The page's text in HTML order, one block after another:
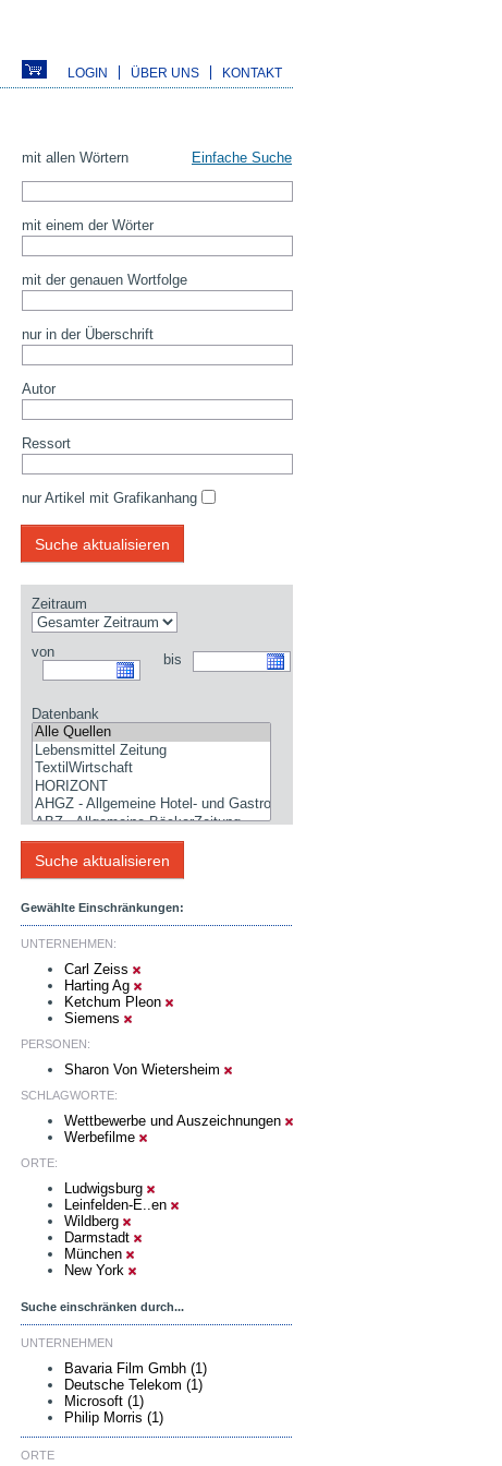
LOGIN ÜBER UNS KONTAKT
mit allen Wörtern Einfache Suche
mit einem der Wörter
mit der genauen Wortfolge
nur in der Überschrift
Autor
Ressort
nur Artikel mit Grafikanhang
Zeitraum
von bis
Datenbank
Gewählte Einschränkungen:
UNTERNEHMEN:
Carl Zeiss
Harting Ag
Ketchum Pleon
Siemens
PERSONEN:
Sharon Von Wietersheim
SCHLAGWORTE:
Wettbewerbe und Auszeichnungen
Werbefilme
ORTE:
Ludwigsburg
Leinfelden-E..en
Wildberg
Darmstadt
München
New York
Suche einschränken durch...
UNTERNEHMEN
Bavaria Film Gmbh (1)
Deutsche Telekom (1)
Microsoft (1)
Philip Morris (1)
ORTE